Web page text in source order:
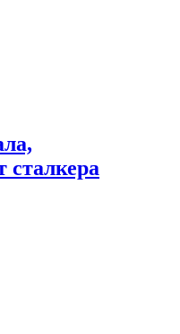
сталкера